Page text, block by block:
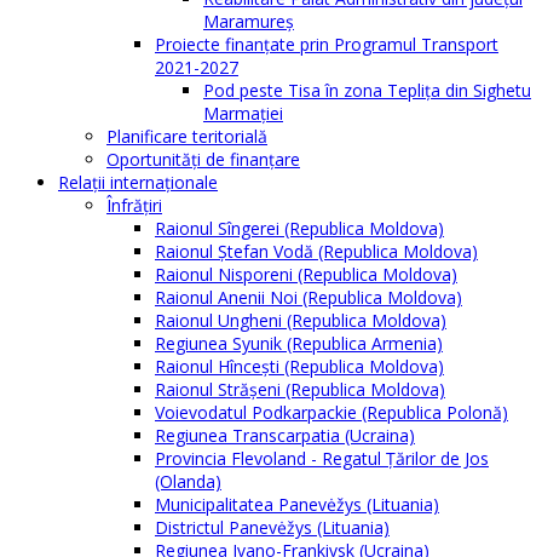
Maramureș
Proiecte finanțate prin Programul Transport
2021-2027
Pod peste Tisa în zona Teplița din Sighetu
Marmației
Planificare teritorială
Oportunităţi de finanţare
Relaţii internaţionale
Înfrăţiri
Raionul Sîngerei (Republica Moldova)
Raionul Ștefan Vodă (Republica Moldova)
Raionul Nisporeni (Republica Moldova)
Raionul Anenii Noi (Republica Moldova)
Raionul Ungheni (Republica Moldova)
Regiunea Syunik (Republica Armenia)
Raionul Hîncești (Republica Moldova)
Raionul Străşeni (Republica Moldova)
Voievodatul Podkarpackie (Republica Polonă)
Regiunea Transcarpatia (Ucraina)
Provincia Flevoland - Regatul Ţărilor de Jos
(Olanda)
Municipalitatea Panevėžys (Lituania)
Districtul Panevėžys (Lituania)
Regiunea Ivano-Frankivsk (Ucraina)